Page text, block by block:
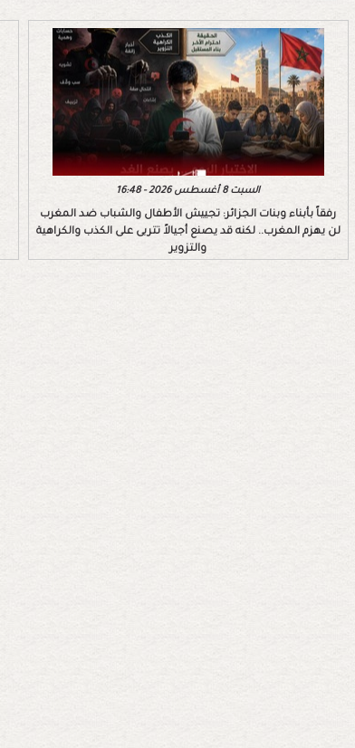
السبت 8 أغسطس 2026 - 16:48
رفقاً بأبناء وبنات الجزائر: تجييش الأطفال والشباب ضد المغرب
لن يهزم المغرب.. لكنه قد يصنع أجيالاً تتربى على الكذب والكراهية
والتزوير